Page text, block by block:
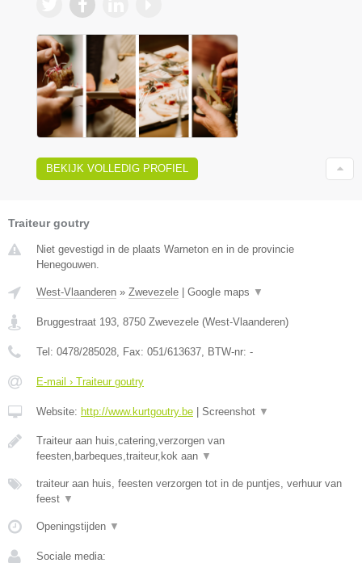
BEKIJK VOLLEDIG PROFIEL
Traiteur goutry
Niet gevestigd in de plaats Warneton en in de provincie
Henegouwen.
West-Vlaanderen » Zwevezele | Google maps ▼
Bruggestraat 193 8750 Zwevezele (West-Vlaanderen)
Tel: 0478/285028 , Fax: 051/613637 , BTW-nr: -
E-mail › Traiteur goutry
Website: http://www.kurtgoutry.be | Screenshot ▼
Traiteur aan huis,catering,verzorgen van
feesten,barbeques,traiteur,kok aan ▼
traiteur aan huis, feesten verzorgen tot in de puntjes, verhuur van
feest ▼
Openingstijden ▼
Sociale media: